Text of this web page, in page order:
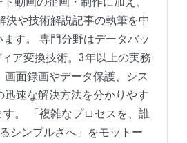
決や技術解説記事の執筆を中
す。 専門分野はデータバッ
ア変換技術。3年以上の実務
画面録画やデータ保護、シス
迅速な解決方法を分かりやす
す。 「複雑なプロセスを、誰
シンプルさへ」をモットー